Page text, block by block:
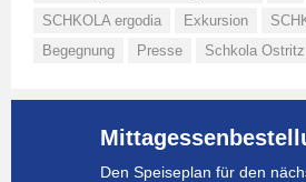
SCHKOLA ergodia
Exkursion
Begegnung
Presse Schkola Ostritz
Den Speiseplan für den